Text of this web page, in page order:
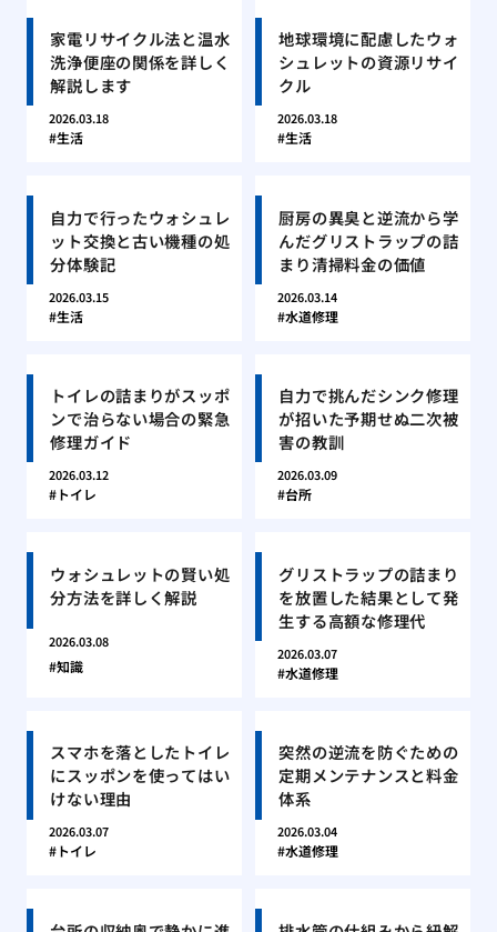
家電リサイクル法と温水
洗浄便座の関係を詳しく
解説します
2026.03.18
生活
地球環境に配慮したウォ
シュレットの資源リサイ
クル
2026.03.18
生活
自力で行ったウォシュレ
ット交換と古い機種の処
分体験記
2026.03.15
生活
厨房の異臭と逆流から学
んだグリストラップの詰
まり清掃料金の価値
2026.03.14
水道修理
トイレの詰まりがスッポ
ンで治らない場合の緊急
修理ガイド
2026.03.12
トイレ
自力で挑んだシンク修理
が招いた予期せぬ二次被
害の教訓
2026.03.09
台所
ウォシュレットの賢い処
分方法を詳しく解説
2026.03.08
知識
グリストラップの詰まり
を放置した結果として発
生する高額な修理代
2026.03.07
水道修理
スマホを落としたトイレ
にスッポンを使ってはい
けない理由
2026.03.07
トイレ
突然の逆流を防ぐための
定期メンテナンスと料金
体系
2026.03.04
水道修理